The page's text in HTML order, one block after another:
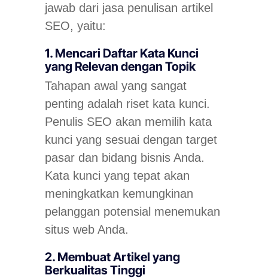
jawab dari jasa penulisan artikel
SEO, yaitu:
1. Mencari Daftar Kata Kunci
yang Relevan dengan Topik
Tahapan awal yang sangat
penting adalah riset kata kunci.
Penulis SEO akan memilih kata
kunci yang sesuai dengan target
pasar dan bidang bisnis Anda.
Kata kunci yang tepat akan
meningkatkan kemungkinan
pelanggan potensial menemukan
situs web Anda.
2. Membuat Artikel yang
Berkualitas Tinggi